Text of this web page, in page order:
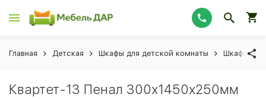
Главная Детская Шкафы для детской комнаты Шкафы-
Квартет-13 Пенал 300х1450х250мм